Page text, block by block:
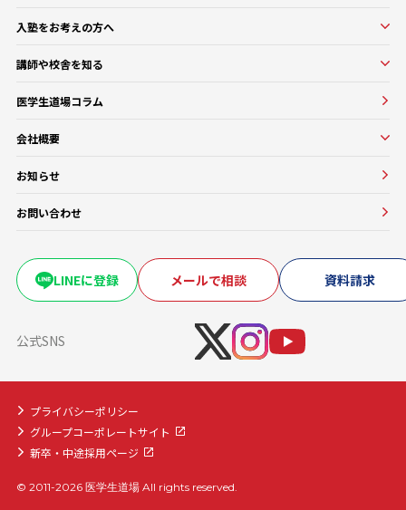
口コミ・評判
コース一覧
医学部基礎医学・生物学対策コース
医学部基礎医学・生物学対策コース
医学部CBT対策コース
医学部OSCE対策コース
卒業試験・医帰国家試験対策コース
海外医学部コース
医学部入学前生物学準備コース
医学部入学前物理学準備コース
入塾をお考えの方へ
入塾をお考えの方へ
よくある質問
講師や校舎を知る
講師・教務紹介
教務一覧
医学生道場コラム
会社概要
会社概要
お知らせ
お問い合わせ
LINEに登録 メールで相談 資料請求
公式SNS
プライバシーポリシー
グループコーポレートサイト
新卒・中途採用ページ
© 2011-2026 医学生道場 All rights reserved.